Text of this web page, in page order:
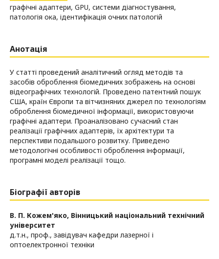
графічні адаптери, GPU, системи діагностування,
патологія ока, ідентифікація очних патологій
Анотація
У статті проведений аналітичний огляд методів та
засобів оброблення біомедичних зображень на основі
відеографічних технологій. Проведено патентний пошук
США, країн Європи та вітчизняних джерел по технологіям
оброблення біомедичної інформації, використовуючи
графічні адаптери. Проаналізовано сучасний стан
реалізації графічних адаптерів, їх архітектури та
перспективи подальшого розвитку. Приведено
методологічні особливості оброблення інформації,
програмні моделі реалізації тощо.
Біографії авторів
В. П. Кожем'яко, Вінницький національний технічний
університет
д.т.н., проф., завідувач кафедри лазерної і
оптоелектронної техніки